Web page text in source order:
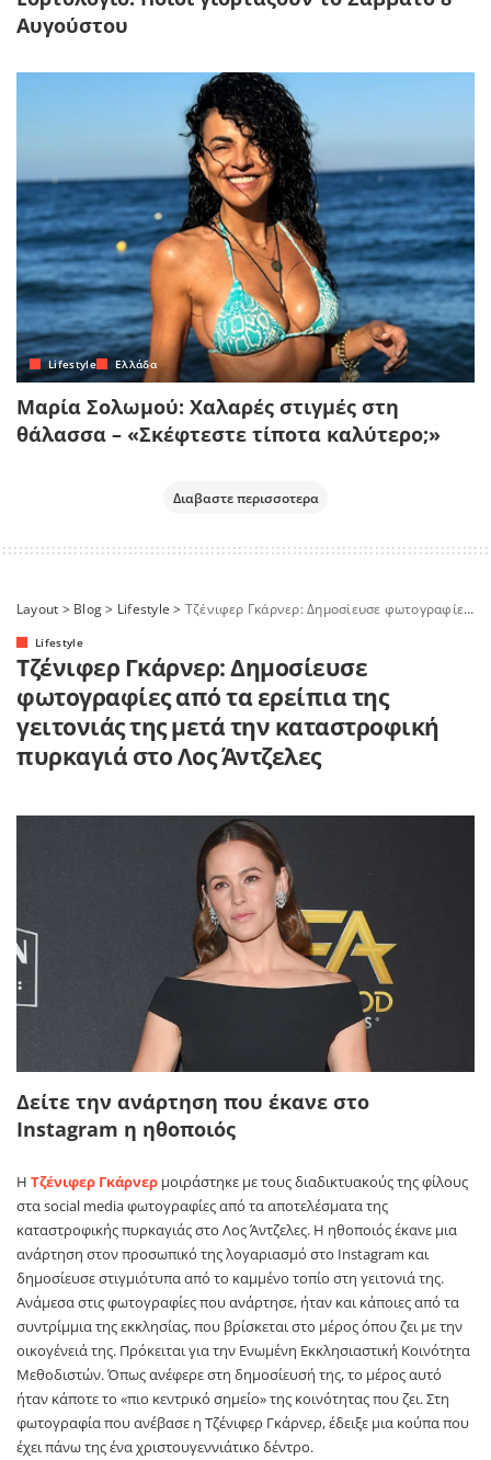
Αυγούστου
Lifestyle Ελλάδα
Μαρία Σολωμού: Χαλαρές στιγμές στη
θάλασσα – «Σκέφτεστε τίποτα καλύτερο;»
Διαβαστε περισσοτερα
Layout > Blog> Lifestyle > Τζένιφερ Γκάρνερ: Δημοσίευσε φωτογραφίες από τα ερείπια της γειτονιάς της μετά την καταστροφική πυρκαγιά στο Λος Άντζελες
Lifestyle
Τζένιφερ Γκάρνερ: Δημοσίευσε
φωτογραφίες από τα ερείπια της
γειτονιάς της μετά την καταστροφική
πυρκαγιά στο Λος Άντζελες
Δείτε την ανάρτηση που έκανε στο
Instagram η ηθοποιός
Η Τζένιφερ Γκάρνερ μοιράστηκε με τους διαδικτυακούς της φίλους
στα social media φωτογραφίες από τα αποτελέσματα της
καταστροφικής πυρκαγιάς στο Λος Άντζελες. Η ηθοποιός έκανε μια
ανάρτηση στον προσωπικό της λογαριασμό στο Instagram και
δημοσίευσε στιγμιότυπα από το καμμένο τοπίο στη γειτονιά της.
Ανάμεσα στις φωτογραφίες που ανάρτησε, ήταν και κάποιες από τα
συντρίμμια της εκκλησίας, που βρίσκεται στο μέρος όπου ζει με την
οικογένειά της. Πρόκειται για την Ενωμένη Εκκλησιαστική Κοινότητα
Μεθοδιστών. Όπως ανέφερε στη δημοσίευσή της, το μέρος αυτό
ήταν κάποτε το «πιο κεντρικό σημείο» της κοινότητας που ζει. Στη
φωτογραφία που ανέβασε η Τζένιφερ Γκάρνερ, έδειξε μια κούπα που
έχει πάνω της ένα χριστουγεννιάτικο δέντρο.